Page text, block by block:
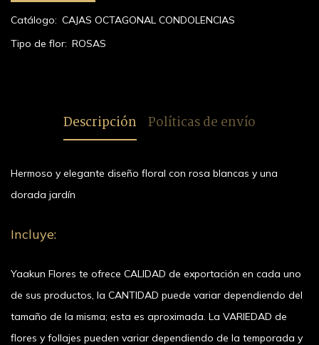
Catálogo: CAJAS OCTAGONAL CONDOLENCIAS
Tipo de flor: ROSAS
Descripción Políticas de envío
Hermoso y elegante diseño floral con rosa blancas y una
dorada jardín
Incluye:
Yaakun Flores te ofrece CALIDAD de exportación en cada uno
de sus productos, la CANTIDAD puede variar dependiendo del
tamaño de la misma; esta es aproximada. La VARIEDAD de
flores y follajes pueden variar dependiendo de la temporada y